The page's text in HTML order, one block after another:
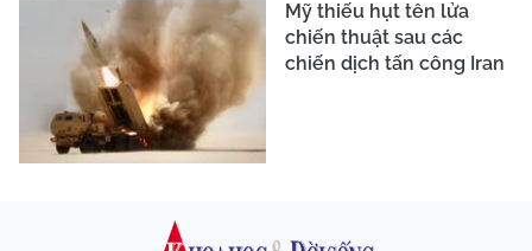
Mỹ thiếu hụt tên lửa
chiến thuật sau các
chiến dịch tấn công Iran